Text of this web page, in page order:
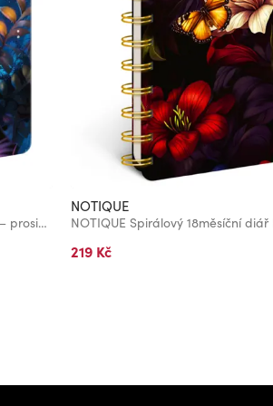
NOTIQUE Školní diář Axolotl (září 2026 – prosinec 2027), 9,8 x 14,5 cm
NOTIQUE
219 Kč